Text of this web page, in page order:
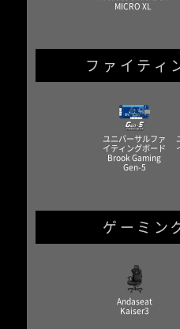
MICRO XL
ファイティ
ユニバーサルファ
イティングボード
Brook Gaming
Gen-5
ゲーミン
Andaseat
Kaiser3